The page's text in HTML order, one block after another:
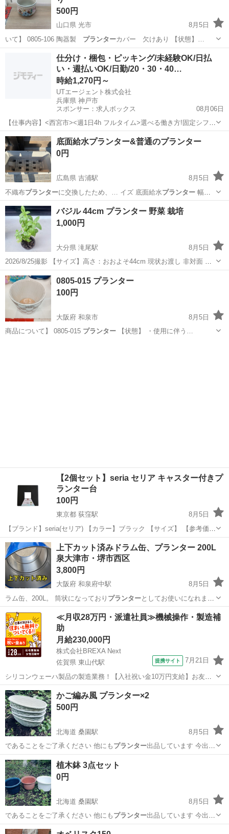
500円
山口県 光市
8月5日
いて】 0805-106 陶器製 プランター カバー 欠けあり 【状態】…
インテリア雑貨/小物 プランターカバー
仕分け・梱包・ピッキング/未経験OK/日払
い・週払いOK/日勤/20・30・40…
時給1,270円～
UTエージェント株式会社
兵庫県 神戸市
スポンサー：求人ボックス
08月06日
【仕事内容】<西宮市><週1日4h フルタイム>選べる働き方!固定シフト
&基本残業なし 重さ2kg程の快適倉庫ピッキング<履歴書不要 オンライ
ン面接OK><入社キャンペーン実施中!> <業種> 車・バイク・重機系 <
仕事内容> 自...
アルバイト・パート
底面給水プランター&普通のプランター
0円
広島県 吉浦駅
8月5日
不織布プランターに交換したため、… イズ 底面給水プランター幅
63cm✖… m 普通のプランター幅70cm✖…
広島 呉市 家庭用品
バジル 44cm プランター 野菜 栽培
1,000円
大分県 滝尾駅
8月5日
2026/8/25撮影 【サイズ】高さ：おおよそ44cm 現状お渡し 非対面 な
にか質問ありましたらメール下さい！
大分 大分市 その他
0805-015 プランター
100円
大阪府 和泉市
8月5日
商品について】 0805-015 プランター 【状態】 ・使用に伴う…
【2個セット】seria セリア キャスター付きプ
ランター台
100円
東京都 荻窪駅
8月5日
【ブランド】seria(セリア) 【カラー】ブラック 【サイズ】 【参考価
格】220円 お探しの方にお譲りします。
東京 杉並区 荻窪駅 家電 セリア
上下カット済みドラム缶、プランター 200L
泉大津市・堺市西区
3,800円
大阪府 和泉府中駅
8月5日
ラム缶、200L。 筒状になっており プランターとしてお使いになれま
す。 写真のドラ…
大阪 泉大津市 和泉府中駅 その他 ドラム缶
≪月収28万円・派遣社員≫機械操作・製造補
助
月給230,000円
株式会社BREXA Next
佐賀県 東山代駅
提携サイト 7月21日
シリコンウェーハ製品の製造業務！【入社祝い金10万円支給】お友達
やカップルとの応募OK◎年間休日129日＆休出なしでプライベート充
実♪業務はクリーンルームで快適作業◎自社正社員登用制度あり★1食
300円～の格安食堂あり！《佐...
佐賀 伊万里市 東山代駅 その他
かご編み風 プランター×2
500円
北海道 桑園駅
8月5日
であることをご了承ください 他にも プランター出品しています 今出品
されているもの…
北海道 札幌市 桑園駅 家庭用品
植木鉢 3点セット
0円
北海道 桑園駅
8月5日
であることをご了承ください 他にも プランター出品しています 今出品
されているもの…
北海道 札幌市 桑園駅